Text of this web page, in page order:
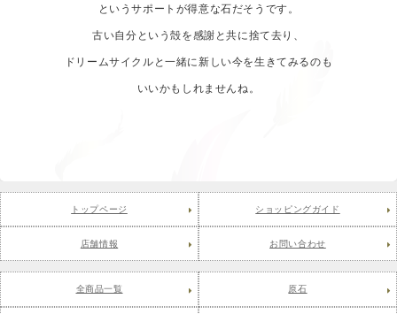
というサポートが得意な石だそうです。
古い自分という殻を感謝と共に捨て去り、
ドリームサイクルと一緒に新しい今を生きてみるのも
いいかもしれませんね。
トップページ ショッピングガイド
店舗情報 お問い合わせ
全商品一覧 原石